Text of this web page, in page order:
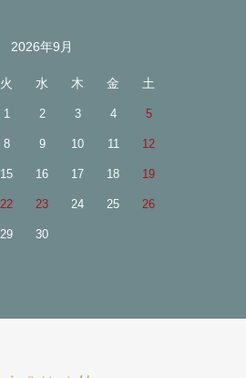
2026年9月
火 水 木 金 土
1 2 3 4 5
8 9 10 11 12
15 16 17 18 19
22 23 24 25 26
29 30